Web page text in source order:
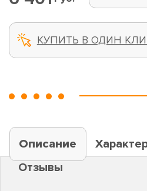
КУПИТЬ В ОДИН
Описание
Отзывы